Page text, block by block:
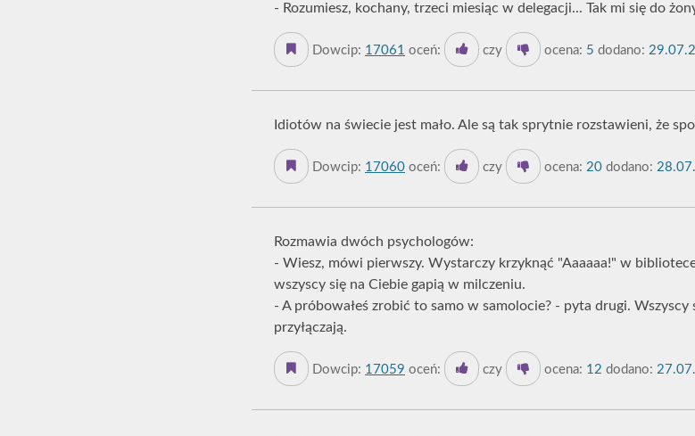
- Rozumiesz, kochany, trzeci miesiąc w delegacji... Tak mi się do
Dowcip: 17061 oceń: czy ocena: 5 dodano:
Idiotów na świecie jest mało. Ale są tak sprytnie rozstawieni, że
Dowcip: 17060 oceń: czy ocena: 20 dodano:
Rozmawia dwóch psychologów:
- Wiesz, mówi pierwszy. Wystarczy krzyknąć "Aaaaaa!" w
wszyscy się na Ciebie gapią w milczeniu.
- A próbowałeś zrobić to samo w samolocie? - pyta drugi. Wszyscy
przyłączają.
Dowcip: 17059 oceń: czy ocena: 12 dodano: